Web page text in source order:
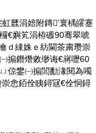
瓥涓婄附鏄’寰楀皬蹇
€嬩笂涓栫磤90骞翠唬
ｄ綀姝ｅ紡閫茶粛瓒崇
搧鐕熸敹缈诲€嶈嚦60
倞鐢㈠搧閭勫湪閱為噣
悆銆佺眱鐞冦€佺恫鐞